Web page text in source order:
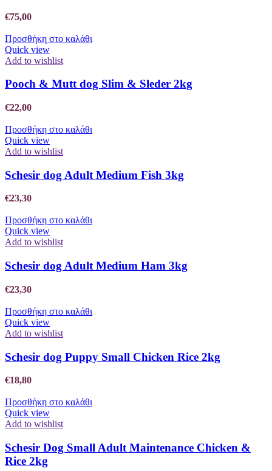
€75,00
Προσθήκη στο καλάθι
Quick view
Add to wishlist
Pooch & Mutt dog Slim & Sleder 2kg
€22,00
Προσθήκη στο καλάθι
Quick view
Add to wishlist
Schesir dog Adult Medium Fish 3kg
€23,30
Προσθήκη στο καλάθι
Quick view
Add to wishlist
Schesir dog Adult Medium Ham 3kg
€23,30
Προσθήκη στο καλάθι
Quick view
Add to wishlist
Schesir dog Puppy Small Chicken Rice 2kg
€18,80
Προσθήκη στο καλάθι
Quick view
Add to wishlist
Schesir Dog Small Adult Maintenance Chicken &
Rice 2kg